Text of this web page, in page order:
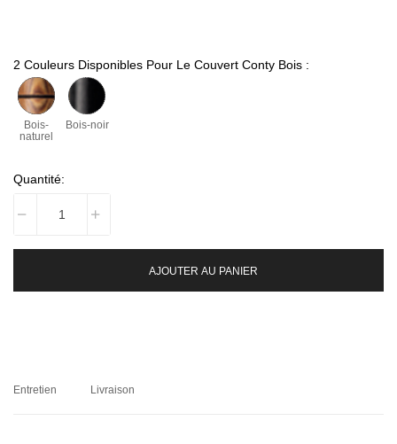
2 Couleurs Disponibles Pour Le Couvert Conty Bois :
Bois-
naturel
Bois-noir
Quantité:
AJOUTER AU PANIER
Entretien Livraison